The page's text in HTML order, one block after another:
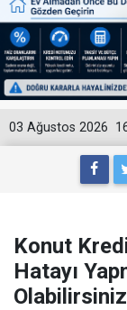
03 Ağustos 2026
Konut
Hatayı
Olabilirsiniz